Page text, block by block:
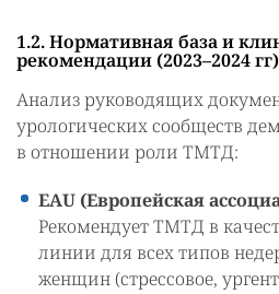
1.2. Нормативная база и
рекомендации (2023–2024 гг)
Анализ руководящих
урологических сообществ
в отношении роли ТМТД:
EAU (Европейская
Рекомендует ТМТД в
линии для всех типов
женщин (стрессовое,